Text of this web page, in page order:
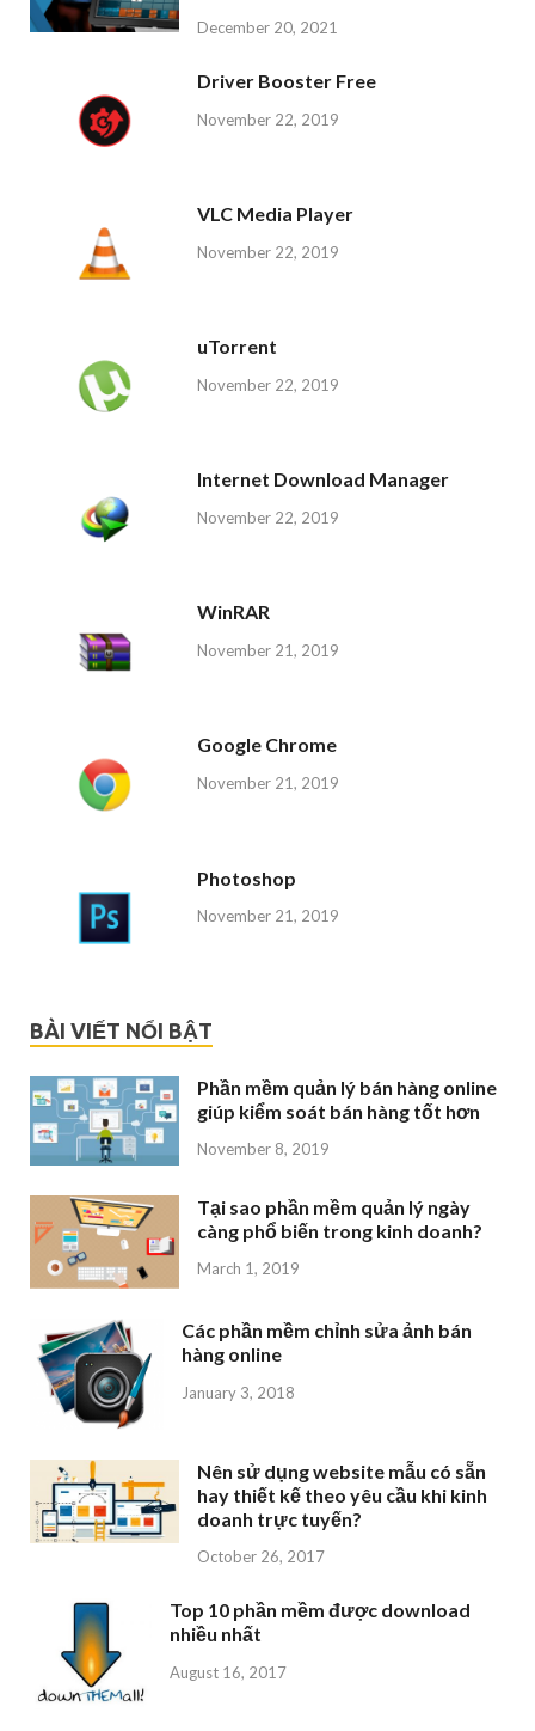
December 20, 2021
Driver Booster Free
November 22, 2019
VLC Media Player
November 22, 2019
uTorrent
November 22, 2019
Internet Download Manager
November 22, 2019
WinRAR
November 21, 2019
Google Chrome
November 21, 2019
Photoshop
November 21, 2019
BÀI VIẾT NỔI BẬT
Phần mềm quản lý bán hàng online
giúp kiểm soát bán hàng tốt hơn
November 8, 2019
Tại sao phần mềm quản lý ngày
càng phổ biến trong kinh doanh?
March 1, 2019
Các phần mềm chỉnh sửa ảnh bán
hàng online
January 3, 2018
Nên sử dụng website mẫu có sẵn
hay thiết kế theo yêu cầu khi kinh
doanh trực tuyến?
October 26, 2017
Top 10 phần mềm được download
nhiều nhất
August 16, 2017